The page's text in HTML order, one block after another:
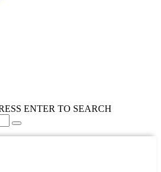
ENTER TO SEARCH